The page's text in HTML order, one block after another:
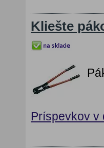
Kliešte
Príspevkov v